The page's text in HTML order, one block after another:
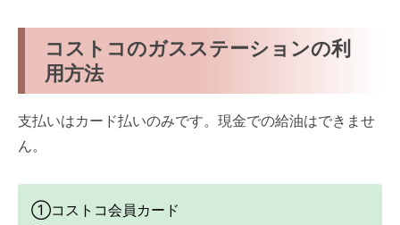
コストコのガスステーションの利
用方法
支払いはカード払いのみです。現金での給油はできませ
ん。
①コストコ会員カード